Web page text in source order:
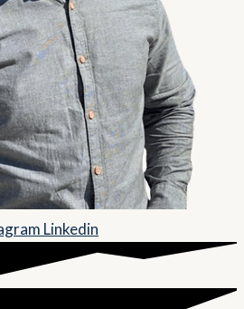
Linkedin